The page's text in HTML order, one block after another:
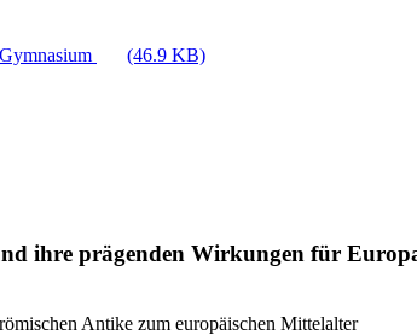
(46.9 KB)
ihre prägenden Wirkungen für
Antike zum europäischen Mittelalter